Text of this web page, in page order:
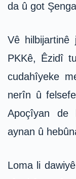
da û got
Vê
PKKê, Êzidî
cudahîyeke
nerîn û
Apoçîyan de
aynan û
Loma li